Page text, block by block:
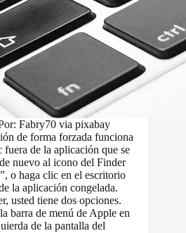
Fabry70 via pixabay
de forma forzada funciona
fuera de la aplicación que se
nuevo al icono del Finder
o haga clic en el escritorio
la aplicación congelada.
usted tiene dos opciones.
barra de menú de Apple en
de la pantalla del